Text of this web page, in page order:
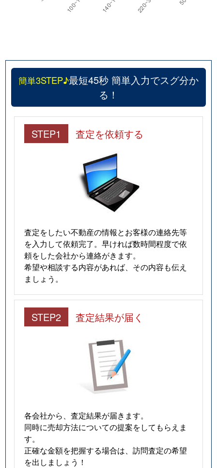
簡単3STEP♪最短45秒 簡単入力でスグ分か
る！
STEP1 査定を依頼する
査定をしたい不動産の情報とお客様の連絡先等
を入力して依頼完了。早ければ数時間程度で依
頼をした会社から連絡がきます。
希望や相談する内容があれば、その内容も伝え
ましょう。
STEP2 査定結果が届く
各会社から、査定結果が届きます。
同時に売却方法についての提案をしてもらえま
す。
正確な金額を把握する場合は、訪問査定の希望
を出しましょう！